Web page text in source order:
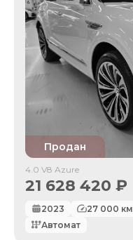
Продан
4.0 V8 Azure
21 628 420 ₽
2023 27 000 км
Автомат